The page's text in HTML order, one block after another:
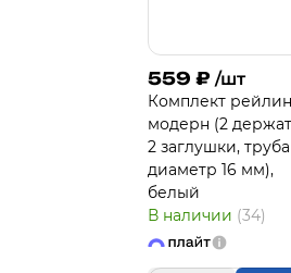
559 ₽ /шт
Комплект
модерн (2
2 заглушки, труба
диаметр 16 мм),
белый
В наличии (34)